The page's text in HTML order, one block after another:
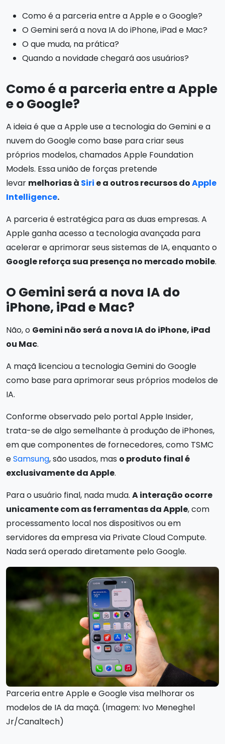
Como é a parceria entre a Apple e o Google?
O Gemini será a nova IA do iPhone, iPad e Mac?
O que muda, na prática?
Quando a novidade chegará aos usuários?
Como é a parceria entre a Apple
e o Google?
A ideia é que a Apple use a tecnologia do Gemini e a
nuvem do Google como base para criar seus
próprios modelos, chamados Apple Foundation
Models. Essa união de forças pretende
levar melhorias à Siri e a outros recursos doApple
Intelligence.
A parceria é estratégica para as duas empresas. A
Apple ganha acesso a tecnologia avançada para
acelerar e aprimorar seus sistemas de IA, enquanto o
Google reforça sua presença no mercado mobile.
O Gemini será a nova IA do
iPhone, iPad e Mac?
Não, o Gemini não será a nova IA do iPhone, iPad
ou Mac.
A maçã licenciou a tecnologia Gemini do Google
como base para aprimorar seus próprios modelos de
IA.
Conforme observado pelo portal Apple Insider,
trata-se de algo semelhante à produção de iPhones,
em que componentes de fornecedores, como TSMC
eSamsung, são usados, mas o produto final é
exclusivamente da Apple.
Para o usuário final, nada muda. A interação ocorre
unicamente com as ferramentas da Apple, com
processamento local nos dispositivos ou em
servidores da empresa via Private Cloud Compute.
Nada será operado diretamente pelo Google.
Parceria entre Apple e Google visa melhorar os
modelos de IA da maçã. (Imagem: Ivo Meneghel
Jr/Canaltech)